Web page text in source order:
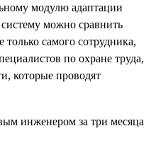
модулю адаптации
можно сравнить
только самого сотрудника,
по охране труда,
которые проводят